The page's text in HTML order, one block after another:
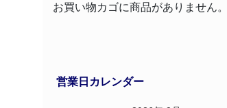
お買い物カゴに商品がありません。
営業日カレンダー